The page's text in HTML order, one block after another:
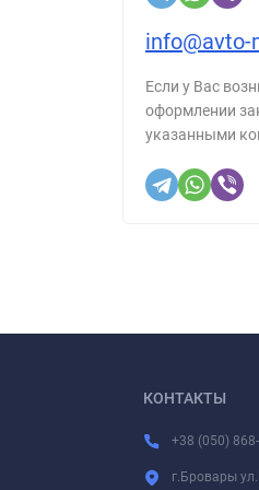
Если у Вас
оформлении
указанными
КОНТАКТЫ
+38 (050)
г.Бровары